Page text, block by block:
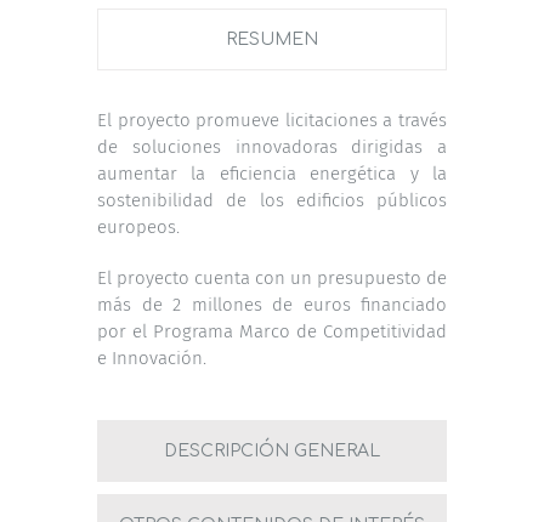
RESUMEN
El proyecto promueve licitaciones a través
de soluciones innovadoras dirigidas a
aumentar la eficiencia energética y la
sostenibilidad de los edificios públicos
europeos.
El proyecto cuenta con un presupuesto de
más de 2 millones de euros financiado
por el Programa Marco de Competitividad
e Innovación.
DESCRIPCIÓN GENERAL